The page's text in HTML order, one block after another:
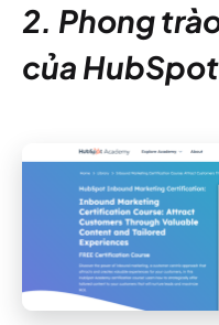
2. Phong
của HubSpot